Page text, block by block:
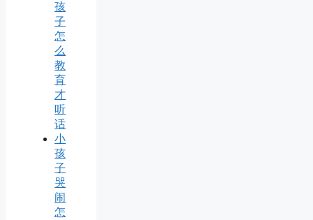
孩
子
怎
么
教
育
才
听
话
小
孩
子
哭
闹
怎